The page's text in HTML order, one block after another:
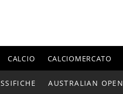
CALCIO CALCIOMERCATO
AUSTRALIAN OPEN